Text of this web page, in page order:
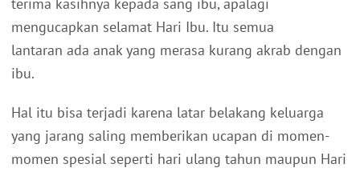
terima kasihnya kepada sang ibu, apalagi
mengucapkan selamat Hari Ibu. Itu semua
lantaran ada anak yang merasa kurang akrab dengan
ibu.
Hal itu bisa terjadi karena latar belakang keluarga
yang jarang saling memberikan ucapan di momen-
momen spesial seperti hari ulang tahun maupun Hari